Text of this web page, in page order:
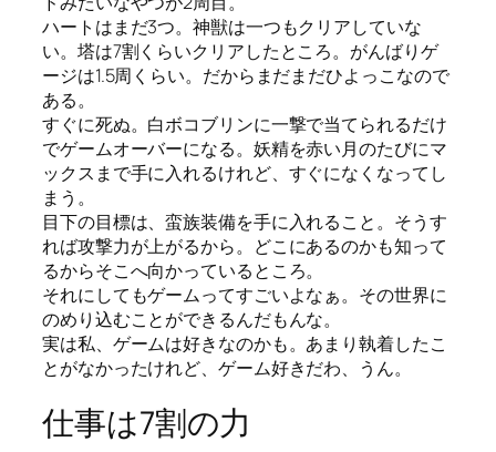
ハートはまだ3つ。神獣は一つもクリアしていな
い。塔は7割くらいクリアしたところ。がんばりゲ
ージは1.5周くらい。だからまだまだひよっこなので
ある。
すぐに死ぬ。白ボコブリンに一撃で当てられるだけ
でゲームオーバーになる。妖精を赤い月のたびにマ
ックスまで手に入れるけれど、すぐになくなってし
まう。
目下の目標は、蛮族装備を手に入れること。そうす
れば攻撃力が上がるから。どこにあるのかも知って
るからそこへ向かっているところ。
それにしてもゲームってすごいよなぁ。その世界に
のめり込むことができるんだもんな。
実は私、ゲームは好きなのかも。あまり執着したこ
とがなかったけれど、ゲーム好きだわ、うん。
仕事は7割の力